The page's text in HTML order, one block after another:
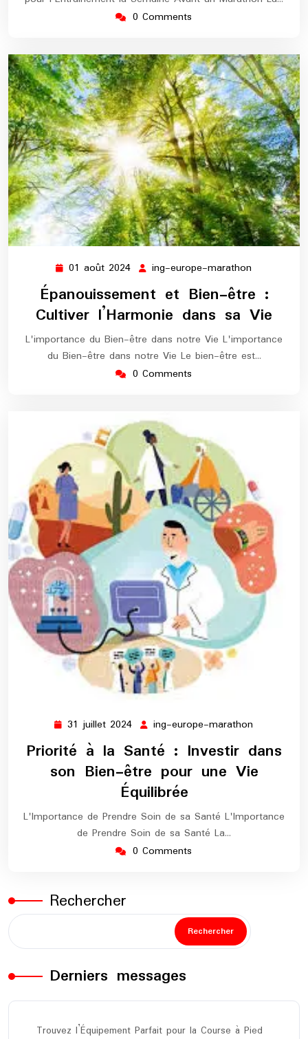
0 Comments
01 août 2024 01
2024
ing-europe-marathon
marathon
Épanouissement et Bien-être :
Cultiver l’Harmonie dans sa Vie
L'importance du Bien-être dans notre Vie L'importance
du Bien-être dans notre Vie Le bien-être est…
0 Comments
31 juillet 2024 31
juillet
2024
ing-europe-marathon
europe-
marathon
Priorité à la Santé : Investir dans
son Bien-être pour une Vie
Équilibrée
L'Importance de Prendre Soin de sa Santé L'Importance
de Prendre Soin de sa Santé La…
0 Comments
Rechercher
Rechercher
Derniers messages
Trouvez l’Équipement Parfait pour la Course à Pied